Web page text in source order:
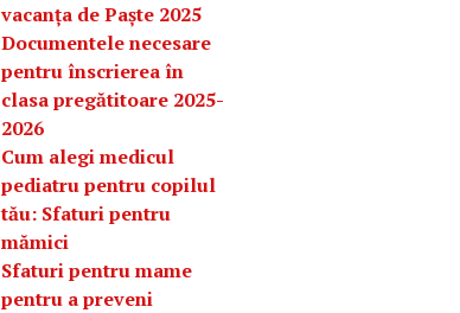
vacanța de Paște 2025
Documentele necesare
pentru înscrierea în
clasa pregătitoare 2025-
2026
Cum alegi medicul
pediatru pentru copilul
tău: Sfaturi pentru
mămici
Sfaturi pentru mame
pentru a preveni